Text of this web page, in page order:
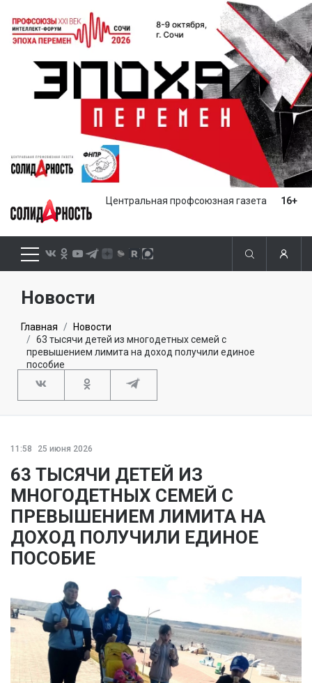
Центральная профсоюзная газета 16+
Новости
Главная
Новости
63 тысячи детей из многодетных семей с
превышением лимита на доход получили единое
пособие
11:58 25 июня 2026
63 ТЫСЯЧИ ДЕТЕЙ ИЗ
МНОГОДЕТНЫХ СЕМЕЙ С
ПРЕВЫШЕНИЕМ ЛИМИТА НА
ДОХОД ПОЛУЧИЛИ ЕДИНОЕ
ПОСОБИЕ